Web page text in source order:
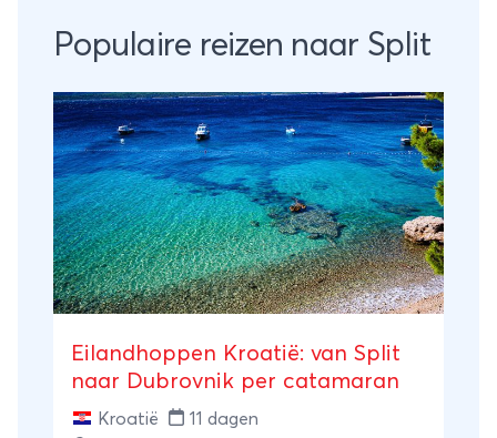
Populaire reizen naar Split
Eilandhoppen Kroatië: van Split
naar Dubrovnik per catamaran
Kroatië
11 dagen